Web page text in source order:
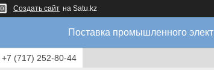
Создать сайт на Satu.kz
Поставка промышленного
+7 (717) 252-80-44